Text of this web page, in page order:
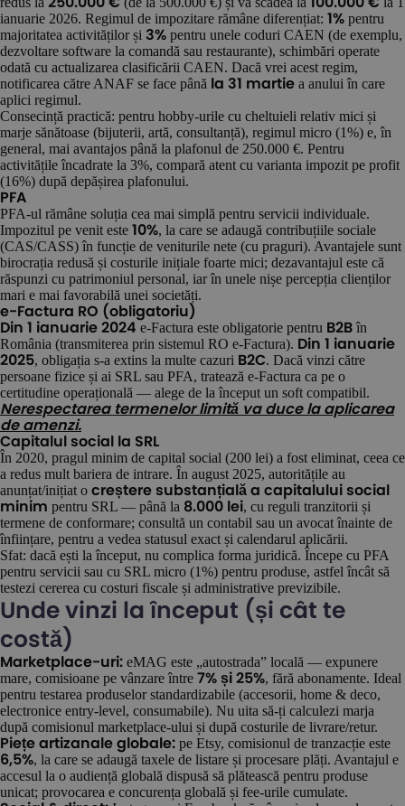
ianuarie 2026. Regimul de impozitare rămâne diferențiat: 1% pentru
majoritatea activităților și 3% pentru unele coduri CAEN (de exemplu,
dezvoltare software la comandă sau restaurante), schimbări operate
odată cu actualizarea clasificării CAEN. Dacă vrei acest regim,
notificarea către ANAF se face până la 31 martie a anului în care
aplici regimul.
Consecință practică: pentru hobby-urile cu cheltuieli relativ mici și
marje sănătoase (bijuterii, artă, consultanță), regimul micro (1%) e, în
general, mai avantajos până la plafonul de 250.000 €. Pentru
activitățile încadrate la 3%, compară atent cu varianta impozit pe profit
(16%) după depășirea plafonului.
PFA
PFA-ul rămâne soluția cea mai simplă pentru servicii individuale.
Impozitul pe venit este 10%, la care se adaugă contribuțiile sociale
(CAS/CASS) în funcție de veniturile nete (cu praguri). Avantajele sunt
birocrația redusă și costurile inițiale foarte mici; dezavantajul este că
răspunzi cu patrimoniul personal, iar în unele nișe percepția clienților
mari e mai favorabilă unei societăți.
e-Factura RO (obligatoriu)
Din 1 ianuarie 2024 e-Factura este obligatorie pentru B2B în
România (transmiterea prin sistemul RO e-Factura). Din 1 ianuarie
2025, obligația s-a extins la multe cazuri B2C. Dacă vinzi către
persoane fizice și ai SRL sau PFA, tratează e-Factura ca pe o
certitudine operațională — alege de la început un soft compatibil.
Nerespectarea termenelor limită va duce la aplicarea
de amenzi.
Capitalul social la SRL
În 2020, pragul minim de capital social (200 lei) a fost eliminat, ceea ce
a redus mult bariera de intrare. În august 2025, autoritățile au
anunțat/inițiat o creștere substanțială a capitalului social
minim pentru SRL — până la 8.000 lei, cu reguli tranzitorii și
termene de conformare; consultă un contabil sau un avocat înainte de
înființare, pentru a vedea statusul exact și calendarul aplicării.
Sfat: dacă ești la început, nu complica forma juridică. Începe cu PFA
pentru servicii sau cu SRL micro (1%) pentru produse, astfel încât să
testezi cererea cu costuri fiscale și administrative previzibile.
Unde vinzi la început (și cât te
costă)
Marketplace-uri: eMAG este „autostrada” locală — expunere
mare, comisioane pe vânzare între 7% și 25%, fără abonamente. Ideal
pentru testarea produselor standardizabile (accesorii, home & deco,
electronice entry-level, consumabile). Nu uita să-ți calculezi marja
după comisionul marketplace-ului și după costurile de livrare/retur.
Piețe artizanale globale: pe Etsy, comisionul de tranzacție este
6,5%, la care se adaugă taxele de listare și procesare plăți. Avantajul e
accesul la o audiență globală dispusă să plătească pentru produse
unicat; provocarea e concurența globală și fee-urile cumulate.